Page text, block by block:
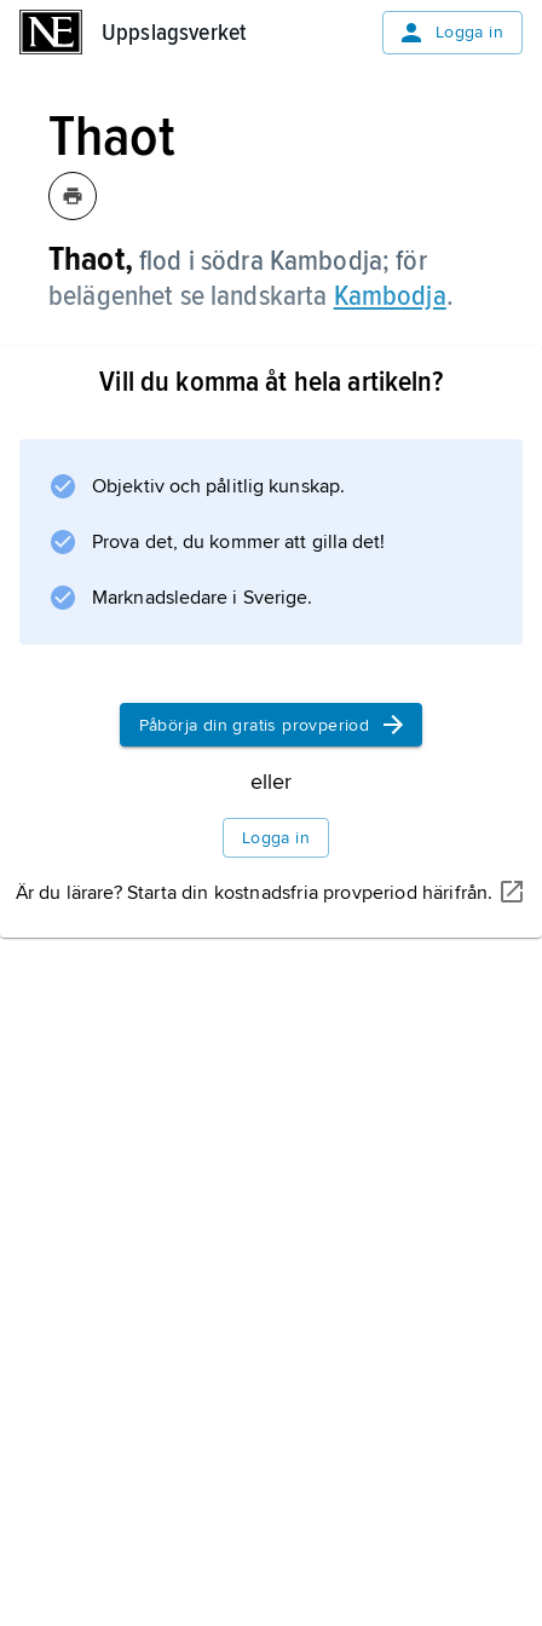
Uppslagsverket Logga in
Thaot
Thaot, flod i södra Kambodja; för
belägenhet se landskarta Kambodja.
Vill du komma åt hela artikeln?
Objektiv och pålitlig kunskap.
Prova det, du kommer att gilla det!
Marknadsledare i Sverige.
Påbörja din gratis provperiod
eller
Logga in
Är du lärare? Starta din kostnadsfria provperiod härifrån.